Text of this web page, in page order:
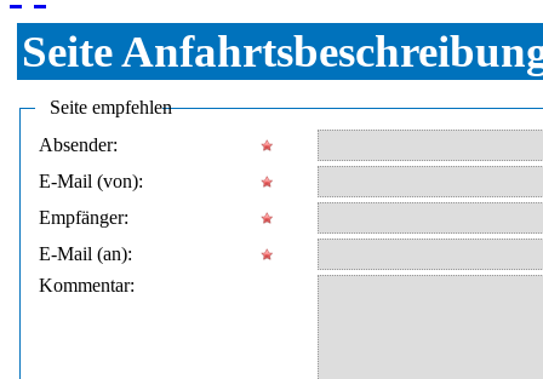
Seite
Seite empfehlen
Absender:
E-Mail (von):
Empfänger:
E-Mail (an):
Kommentar: